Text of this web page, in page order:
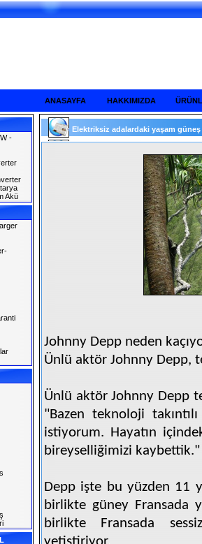
ANASAYFA HAKKIMIZDA
-
Akü
Elektriksiz adalardaki yaşam
Johnny Depp neden
Ünlü aktör Johnny Depp,
Ünlü aktör Johnny Depp
"Bazen teknoloji
istiyorum. Hayatın
bireyselliğimizi kaybettik."
Depp işte bu yüzden 11
birlikte güney Fransada
birlikte Fransada